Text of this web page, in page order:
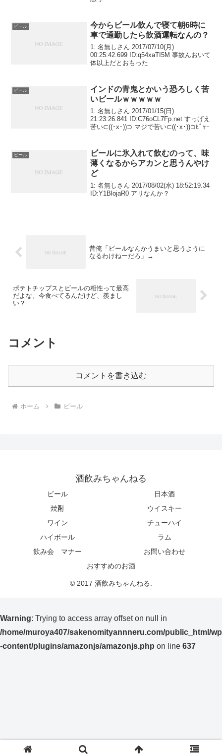
ビール
今からビール飲んで寝て朝6時に
車で通勤したら飲酒運転なんの？
1: 名無しさん 2017/07/10(月)
00:25:42.699 ID:q54xaTI5M 事故んおいて
体以上だとおもった
ビール
インドの青鬼とかいう恐ろしく苦
いビールｗｗｗｗｗ
1: 名無しさん 2017/01/15(日)
21:23:26.841 ID:C76oCL7Fp.net すっげえ
苦い⊂((･x･))⊃ マジで苦い⊂((･x･))⊃ﾋﾟｬｰ
ビール
ビールに氷入れて飲むのって、味
薄くなるからアカンと思うんやけ
ど
1: 名無しさん 2017/08/02(水) 18:52:19.34
ID:Y1BlojaR0 アリなんか？
昔俺「ビールなんかうまいと思うように
なるわけねーだろ」→
ポテトチップスとビールの相性って最高
だよな。今食べてるんだけど、羨まし
い？
コメント
コメントを書き込む
ホーム ビール
酒飲みちゃんねる
ビール
日本酒
焼酎
ウイスキー
ワイン
チューハイ
ハイボール
ラム
飲み会 マナー
お問い合わせ
おすすめのお酒
© 2017 酒飲みちゃんねる.
Warning: Trying to access array offset on null in
/home/muroya407/sakenomityannneru.com/public_html/wp
-content/plugins/amazonjs/amazonjs.php on line 637